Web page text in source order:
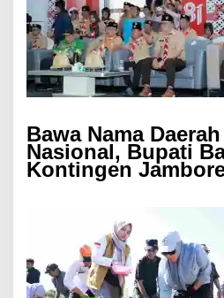
Bawa Nama
Nasional, Bupati
Kontingen